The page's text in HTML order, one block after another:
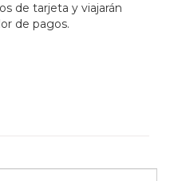
de tarjeta y viajarán
de pagos.